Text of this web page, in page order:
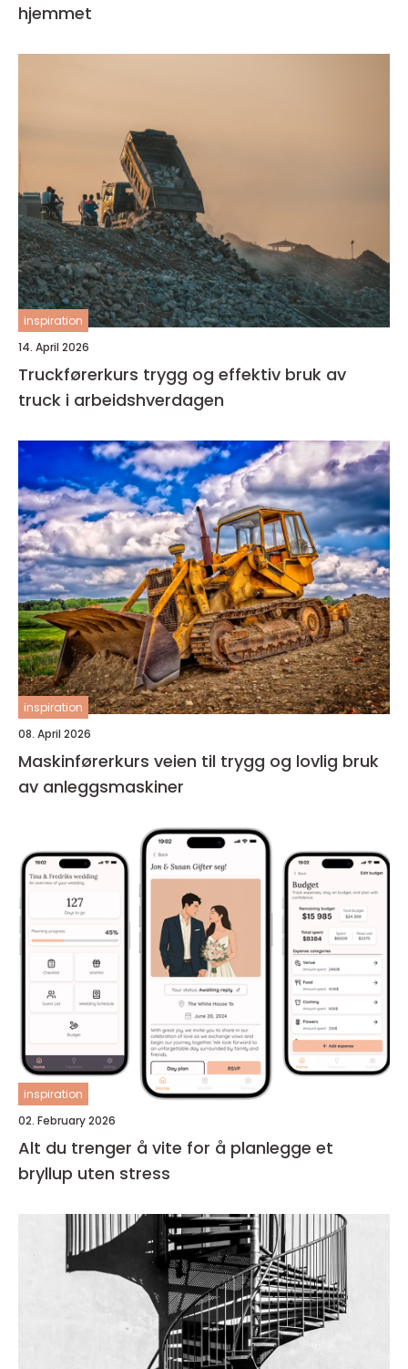
hjemmet
inspiration
14. April 2026
Truckførerkurs trygg og effektiv bruk av
truck i arbeidshverdagen
inspiration
08. April 2026
Maskinførerkurs veien til trygg og lovlig bruk
av anleggsmaskiner
inspiration
02. February 2026
Alt du trenger å vite for å planlegge et
bryllup uten stress